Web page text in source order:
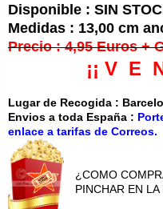
Disponible : SIN
Medidas : 13,00 cm
Precio : 4,95 Euros +
¡¡ V E
Lugar de Recogida :
Envios a toda España :
enlace a tarifas de Correos.
¿COMO
PINCHAR EN LA